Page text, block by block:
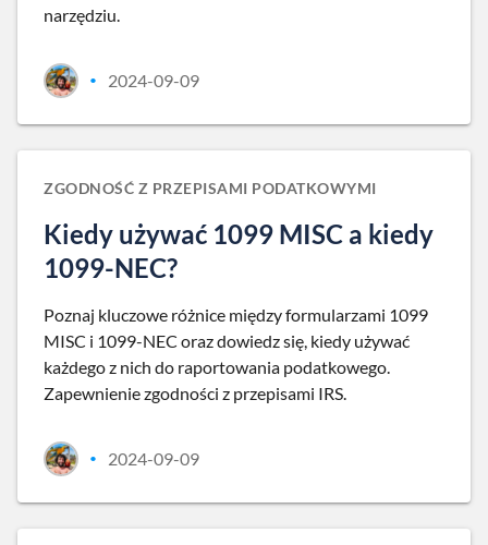
narzędziu.
• 2024-09-09
ZGODNOŚĆ Z PRZEPISAMI PODATKOWYMI
Kiedy używać 1099 MISC a kiedy
1099-NEC?
Poznaj kluczowe różnice między formularzami 1099
MISC i 1099-NEC oraz dowiedz się, kiedy używać
każdego z nich do raportowania podatkowego.
Zapewnienie zgodności z przepisami IRS.
• 2024-09-09